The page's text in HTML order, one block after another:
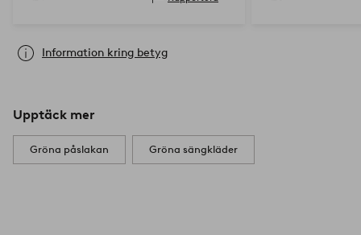
Information kring betyg
Upptäck mer
Gröna påslakan Gröna sängkläder